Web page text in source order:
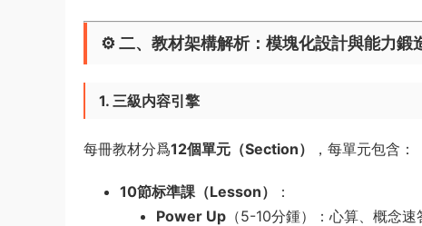
⚙️ ​二、教材架構解析：模塊化設計與能力鍛
1. 三級内容引擎
每冊教材分爲12個單元（Section）​ ，每單元包含：
10節标準課（Lesson）​
​：
Power Up （5-10分鍾）：心算、概念